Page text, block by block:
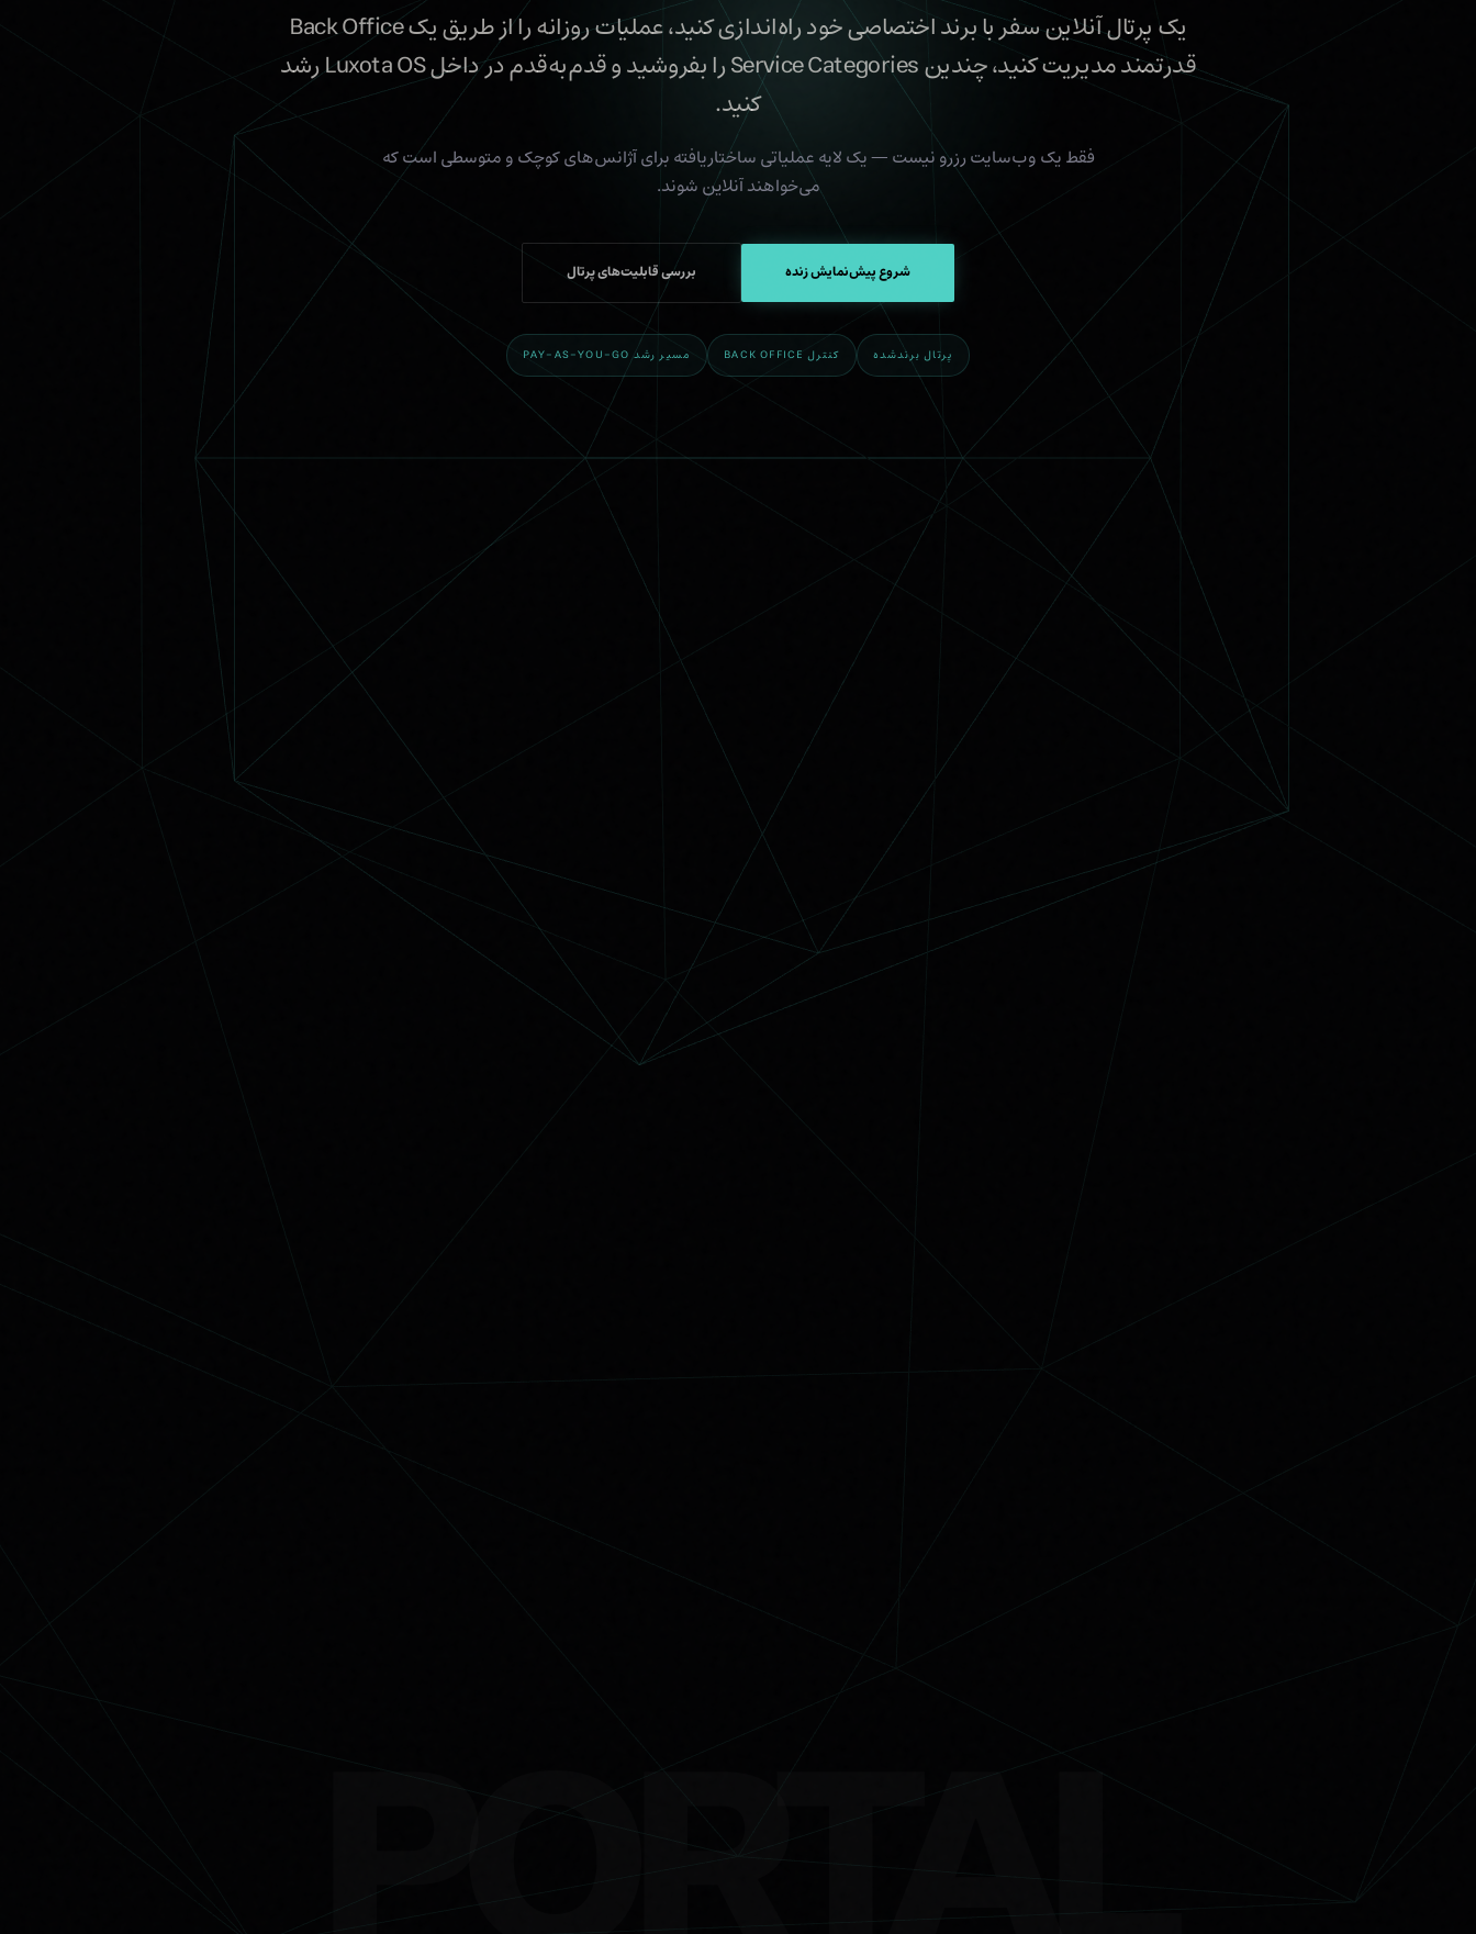
یک پرتال آنلاین سفر با برند اختصاصی خود راه‌اندازی کنید، عملیات روزانه را از طریق یک Back Office
قدرتمند مدیریت کنید، چندین Service Categories را بفروشید و قدم‌به‌قدم در داخل Luxota OS رشد
کنید.
فقط یک وب‌سایت رزرو نیست — یک لایه عملیاتی ساختاریافته برای آژانس‌های کوچک و متوسطی است که
می‌خواهند آنلاین شوند.
شروع پیش‌نمایش زنده بررسی قابلیت‌های پرتال
پرتال برندشده کنترل BACK OFFICE مسیر رشد PAY-AS-YOU-GO